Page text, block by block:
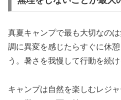
真夏キャンプで最も大切なの
調に異変を感じたらすぐに休
う。暑さを我慢して行動を続け
キャンプは自然を楽しむレジ